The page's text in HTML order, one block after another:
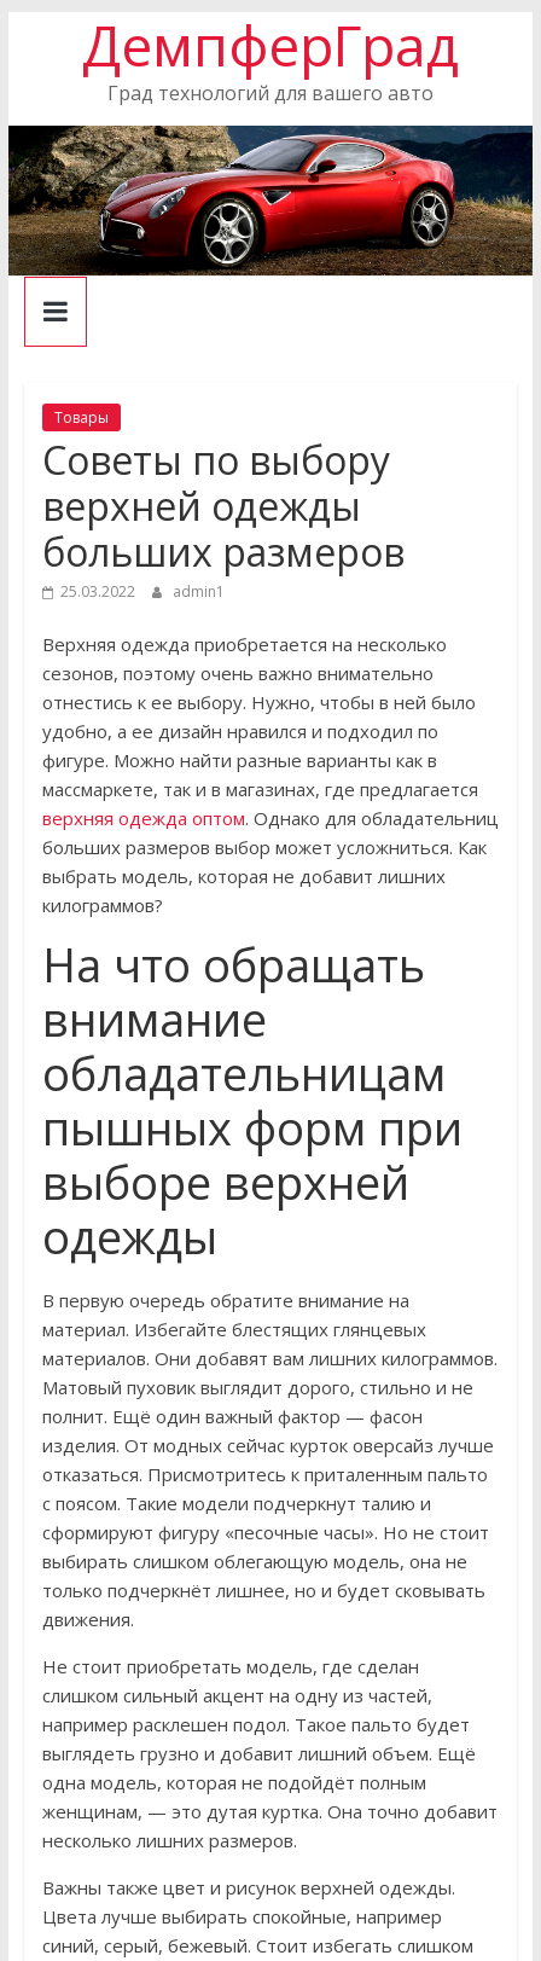
ДемпферГрад
Град технологий для вашего авто
Товары
Советы по выбору
верхней одежды
больших размеров
25.03.2022 admin1
Верхняя одежда приобретается на несколько
сезонов, поэтому очень важно внимательно
отнестись к ее выбору. Нужно, чтобы в ней было
удобно, а ее дизайн нравился и подходил по
фигуре. Можно найти разные варианты как в
массмаркете, так и в магазинах, где предлагается
верхняя одежда оптом. Однако для обладательниц
больших размеров выбор может усложниться. Как
выбрать модель, которая не добавит лишних
килограммов?
На что обращать
внимание
обладательницам
пышных форм при
выборе верхней
одежды
В первую очередь обратите внимание на
материал. Избегайте блестящих глянцевых
материалов. Они добавят вам лишних килограммов.
Матовый пуховик выглядит дорого, стильно и не
полнит. Ещё один важный фактор — фасон
изделия. От модных сейчас курток оверсайз лучше
отказаться. Присмотритесь к приталенным пальто
с поясом. Такие модели подчеркнут талию и
сформируют фигуру «песочные часы». Но не стоит
выбирать слишком облегающую модель, она не
только подчеркнёт лишнее, но и будет сковывать
движения.
Не стоит приобретать модель, где сделан
слишком сильный акцент на одну из частей,
например расклешен подол. Такое пальто будет
выглядеть грузно и добавит лишний объем. Ещё
одна модель, которая не подойдёт полным
женщинам, — это дутая куртка. Она точно добавит
несколько лишних размеров.
Важны также цвет и рисунок верхней одежды.
Цвета лучше выбирать спокойные, например
синий, серый, бежевый. Стоит избегать слишком